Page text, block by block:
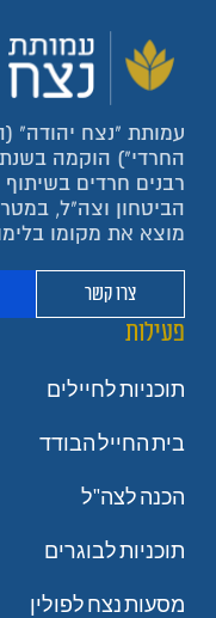
עמותת "נצח יהודה"
רבנים חרדים
הביטחון וצה"ל,
מוצא את מקומו
צרו קשר
פעילות
תוכניות לחיילים
בית החייל הבודד
הכנה לצה"ל
תוכניות לבוגרים
מסעות נצח לפולין